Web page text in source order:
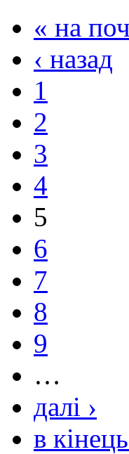
« на
‹ назад
1
2
3
4
5
6
7
8
9
…
далі ›
в